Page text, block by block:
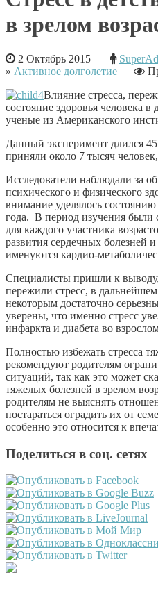
в зрелом
2 Октябрь 2015
» Активное долголетие
Влияние стресса,
состояние здоровья человека
ученые из Американского
Данный эксперимент длился 45
приняли около 7 тысяч
Исследователи наблюдали за
психического и физического
внимание уделялось
года. В период изучения были
для каждого участника
развития сердечных болезней
именуются кардио-
Специалисты пришли к
пережили стресс, в
некоторым достаточно
уверены, что именно стресс
инфаркта и диабета во
Полностью избежать стресса
рекомендуют родителям
ситуаций, так как это может
тяжелых болезней в зрелом
родителям не выяснять
постараться оградить их от
особенно это относится к
Поделиться в соц. сетях